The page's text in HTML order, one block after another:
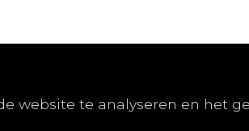
website te analyseren en het
Publiceren